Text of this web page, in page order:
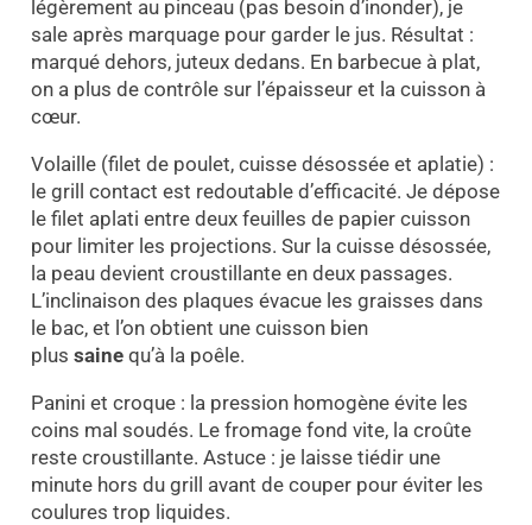
légèrement au pinceau (pas besoin d’inonder), je
sale après marquage pour garder le jus. Résultat :
marqué dehors, juteux dedans. En barbecue à plat,
on a plus de contrôle sur l’épaisseur et la cuisson à
cœur.
Volaille (filet de poulet, cuisse désossée et aplatie) :
le grill contact est redoutable d’efficacité. Je dépose
le filet aplati entre deux feuilles de papier cuisson
pour limiter les projections. Sur la cuisse désossée,
la peau devient croustillante en deux passages.
L’inclinaison des plaques évacue les graisses dans
le bac, et l’on obtient une cuisson bien
plus sainequ’à la poêle.
Panini et croque : la pression homogène évite les
coins mal soudés. Le fromage fond vite, la croûte
reste croustillante. Astuce : je laisse tiédir une
minute hors du grill avant de couper pour éviter les
coulures trop liquides.